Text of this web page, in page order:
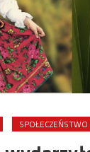
SPOŁECZEŃSTWO